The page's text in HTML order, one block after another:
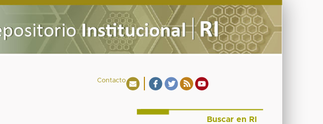
Contacto
Buscar en RI